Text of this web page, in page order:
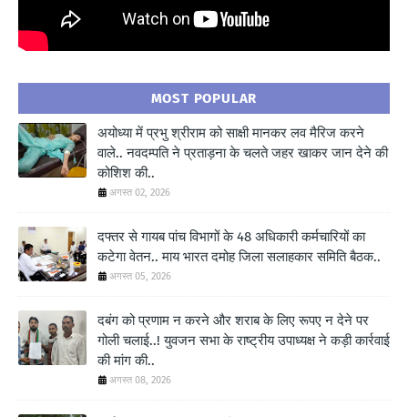
MOST POPULAR
अयोध्या में प्रभु श्रीराम को साक्षी मानकर लव मैरिज करने
वाले.. नवदम्पति ने प्रताड़ना के चलते जहर खाकर जान देने की
कोशिश की..
अगस्त 02, 2026
दफ्तर से गायब पांच विभागों के 48 अधिकारी कर्मचारियों का
कटेगा वेतन.. माय भारत दमोह जिला सलाहकार समिति बैठक..
अगस्त 05, 2026
दबंग को प्रणाम न करने और शराब के लिए रूपए न देने पर
गोली चलाई..! युवजन सभा के राष्ट्रीय उपाध्यक्ष ने कड़ी कार्रवाई
की मांग की..
अगस्त 08, 2026